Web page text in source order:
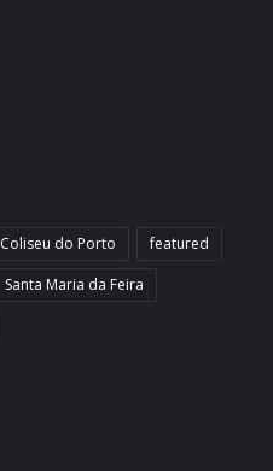
Coliseu do Porto
featured
Santa Maria da Feira